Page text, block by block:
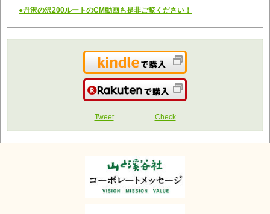
●丹沢の沢200ルートのCM動画も是非ご覧ください！
Kindleで購入
楽天で購入
Tweet Check